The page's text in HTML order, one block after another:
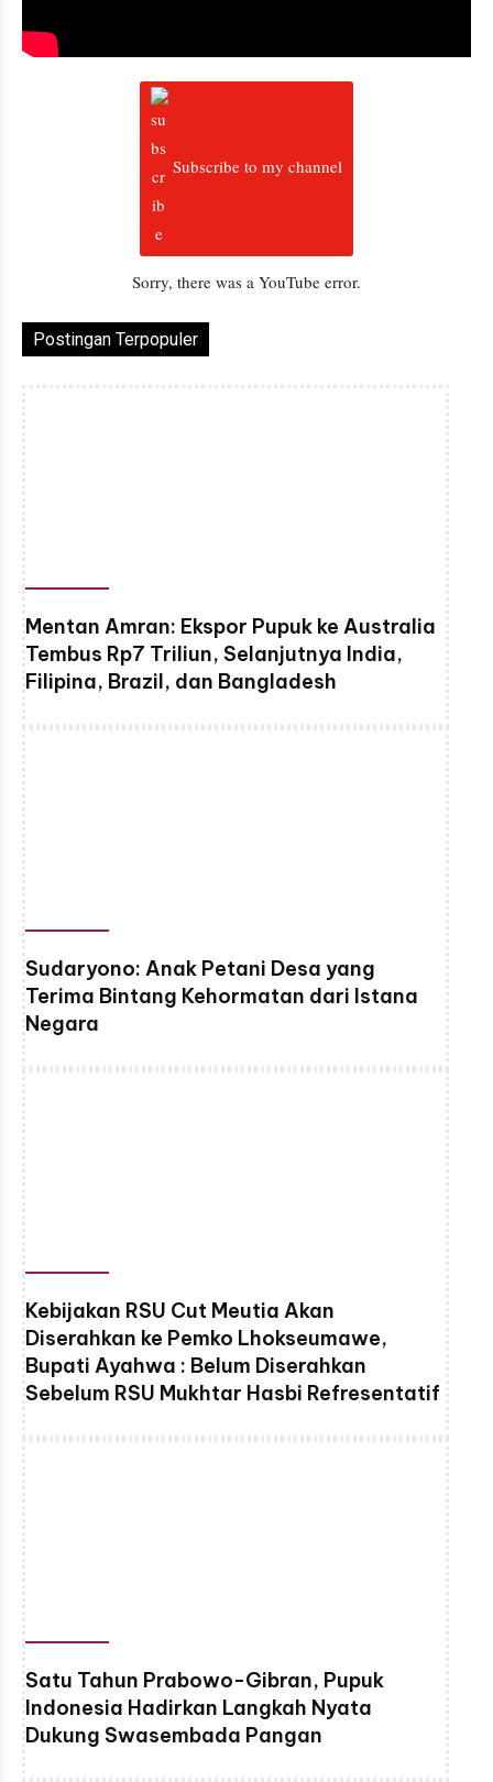
Subscribe to my channel
Sorry, there was a YouTube error.
Postingan Terpopuler
Mentan Amran: Ekspor Pupuk ke Australia
Tembus Rp7 Triliun, Selanjutnya India,
Filipina, Brazil, dan Bangladesh
Sudaryono: Anak Petani Desa yang
Terima Bintang Kehormatan dari Istana
Negara
Kebijakan RSU Cut Meutia Akan
Diserahkan ke Pemko Lhokseumawe,
Bupati Ayahwa : Belum Diserahkan
Sebelum RSU Mukhtar Hasbi Refresentatif
Satu Tahun Prabowo-Gibran, Pupuk
Indonesia Hadirkan Langkah Nyata
Dukung Swasembada Pangan